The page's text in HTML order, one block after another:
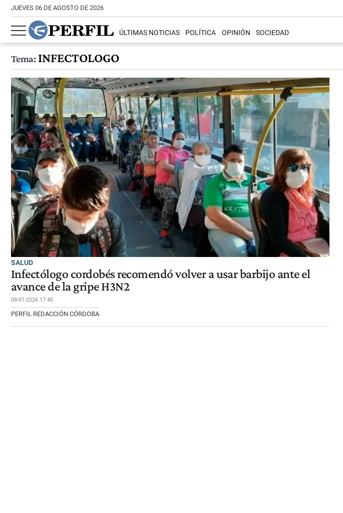
JUEVES 06 DE AGOSTO DE 2026
ÚLTIMAS NOTICIAS POLÍTICA OPINIÓN SOCIEDAD
Tema:INFECTOLOGO
SALUD
Infectólogo cordobés recomendó volver a usar barbijo ante el
avance de la gripe H3N2
08-01-2026 17:40
PERFIL REDACCIÓN CÓRDOBA